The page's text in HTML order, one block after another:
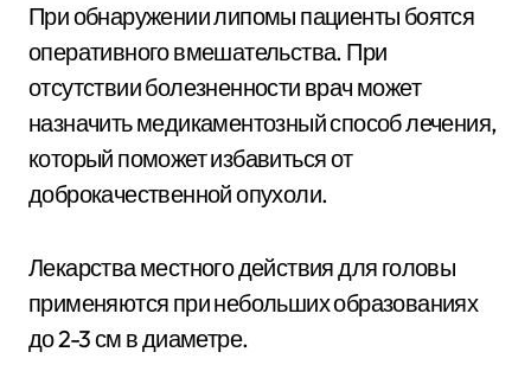
При обнаружении липомы пациенты боятся
оперативного вмешательства. При
отсутствии болезненности врач может
назначить медикаментозный способ лечения,
который поможет избавиться от
доброкачественной опухоли.
Лекарства местного действия для головы
применяются при небольших образованиях
до 2-3 см в диаметре.